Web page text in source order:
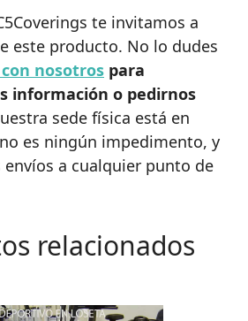
te invitamos a
este producto. No lo dudes
nosotros para
información o pedirnos
sede física está en
es ningún impedimento, y
envíos a cualquier punto de
relacionados